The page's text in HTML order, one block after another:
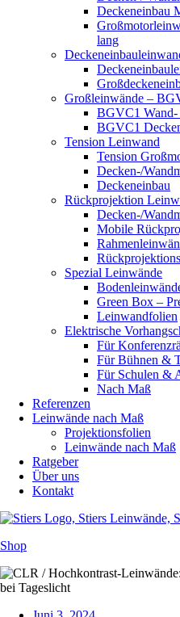
Deckeneinbau
lang
Großleinwände –
BGVC1 Wand-
BGVC1
Tension Leinwand
Tension
Decken-/
Deckeneinbau
Rückprojektion
Decken-/
Mobile
Spezial Leinwände
Green Box –
Leinwandfolien
Elektrische
Für
Für Bühnen &
Für Schulen &
Nach Maß
Referenzen
Leinwände nach Maß
Projektionsfolien
Leinwände nach Maß
Ratgeber
Über uns
Kontakt
Shop